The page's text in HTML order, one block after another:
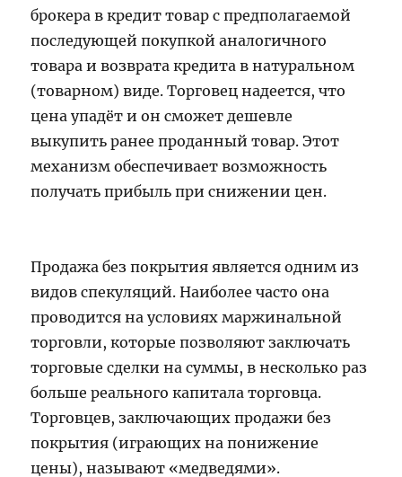
брокера в кредит товар с предполагаемой
последующей покупкой аналогичного
товара и возврата кредита в натуральном
(товарном) виде. Торговец надеется, что
цена упадёт и он сможет дешевле
выкупить ранее проданный товар. Этот
механизм обеспечивает возможность
получать прибыль при снижении цен.
Продажа без покрытия является одним из
видов спекуляций. Наиболее часто она
проводится на условиях маржинальной
торговли, которые позволяют заключать
торговые сделки на суммы, в несколько раз
больше реального капитала торговца.
Торговцев, заключающих продажи без
покрытия (играющих на понижение
цены), называют «медведями».